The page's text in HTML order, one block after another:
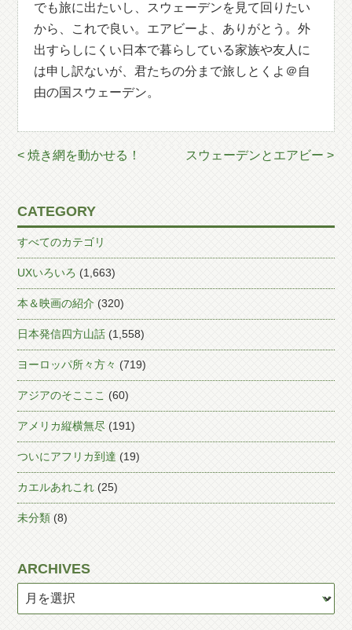
でも旅に出たいし、スウェーデンを見て回りたい
から、これで良い。エアビーよ、ありがとう。外
出すらしにくい日本で暮らしている家族や友人に
は申し訳ないが、君たちの分まで旅しとくよ＠自
由の国スウェーデン。
< 焼き網を動かせる！ スウェーデンとエアビー >
CATEGORY
すべてのカテゴリ
UXいろいろ (1,663)
本＆映画の紹介 (320)
日本発信四方山話 (1,558)
ヨーロッパ所々方々 (719)
アジアのそこここ (60)
アメリカ縦横無尽 (191)
ついにアフリカ到達 (19)
カエルあれこれ (25)
未分類 (8)
ARCHIVES